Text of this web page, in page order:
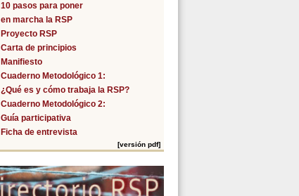
10 pasos para poner
en marcha la RSP
Proyecto RSP
Carta de principios
Manifiesto
Cuaderno Metodológico 1:
¿Qué es y cómo trabaja la RSP?
Cuaderno Metodológico 2:
Guía participativa
Ficha de entrevista
[versión pdf]